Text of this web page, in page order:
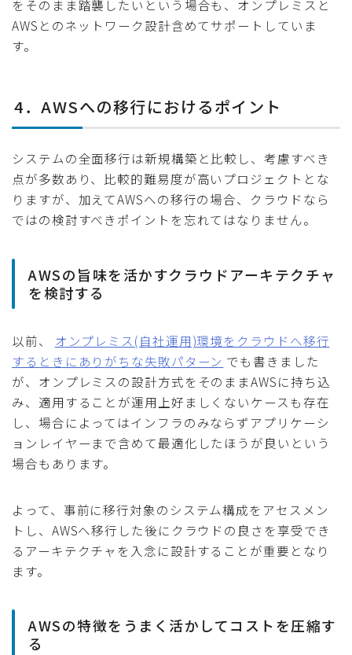
をそのまま踏襲したいという場合も、オンプレミスと
AWSとのネットワーク設計含めてサポートしていま
す。
4．AWSへの移行におけるポイント
システムの全面移行は新規構築と比較し、考慮すべき
点が多数あり、比較的難易度が高いプロジェクトとな
りますが、加えてAWSへの移行の場合、クラウドなら
ではの検討すべきポイントを忘れてはなりません。
AWSの旨味を活かすクラウドアーキテクチャ
を検討する
以前、 オンプレミス(自社運用)環境をクラウドへ移行
するときにありがちな失敗パターン でも書きました
が、オンプレミスの設計方式をそのままAWSに持ち込
み、適用することが運用上好ましくないケースも存在
し、場合によってはインフラのみならずアプリケーシ
ョンレイヤーまで含めて最適化したほうが良いという
場合もあります。
よって、事前に移行対象のシステム構成をアセスメン
トし、AWSへ移行した後にクラウドの良さを享受でき
るアーキテクチャを入念に設計することが重要となり
ます。
AWSの特徴をうまく活かしてコストを圧縮す
る